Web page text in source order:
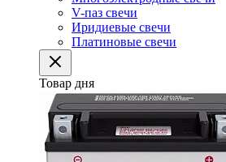
V-паз свечи
Иридиевые свечи
Платиновые свечи
Товар дня